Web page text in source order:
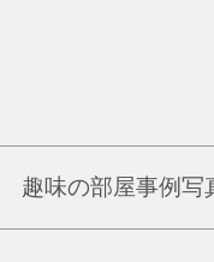
趣味の部屋事例写